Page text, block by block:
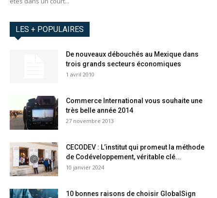
LES + POPULAIRES
De nouveaux débouchés au Mexique dans
trois grands secteurs économiques
1 avril 2010
Commerce International vous souhaite une
très belle année 2014
27 novembre 2013
CECODEV : L’institut qui promeut la méthode
de Codéveloppement, véritable clé...
10 janvier 2024
10 bonnes raisons de choisir GlobalSign